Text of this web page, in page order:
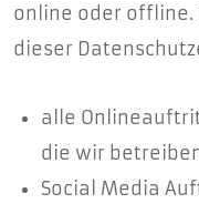
online oder offline.
dieser
alle
die wir
Social Media